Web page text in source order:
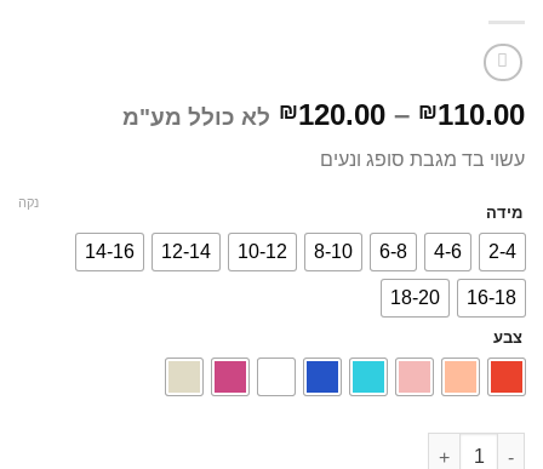
₪110.00
–
₪120.00 לא כולל מע"מ
עשוי בד מגבת סופג ונעים
מידה
2-4
4-6
6-8
8-10
10-12
12-14
14-16
16-18
18-20
צבע
נקה